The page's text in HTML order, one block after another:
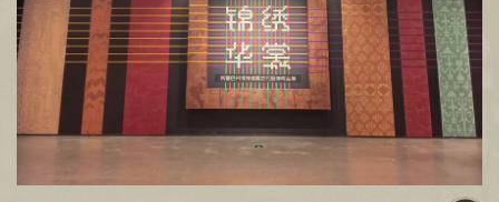
涵，合力讲好中华民族交融共生、丝路文明互鉴互通的时
代新声。
盛夏赴文博之约，古韵伴暑期同行。为丰富市民游客
精神文化生活，护航青少年暑期研学成长，我馆全面扩容
暑期文博供给、升级公共文化服务。目前馆内全域展厅开
放、多主题精品展览上线，兼具雅趣与学识，全方位拉长
文化体验链条，为广大观众奉上沉浸式历史文博盛宴。